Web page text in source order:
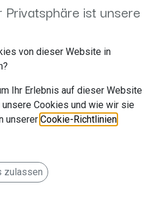
Rückfahrkamera Ford Emblem zum
Austausch des OEM Ford Logos
771000-6090
Hersteller: ACV
41812 Erkelenz
ist unsere
von dieser Website in
Ihr Erlebnis auf dieser Website
Cookies und wie wir sie
unserer Cookie-Richtlinien
zulassen